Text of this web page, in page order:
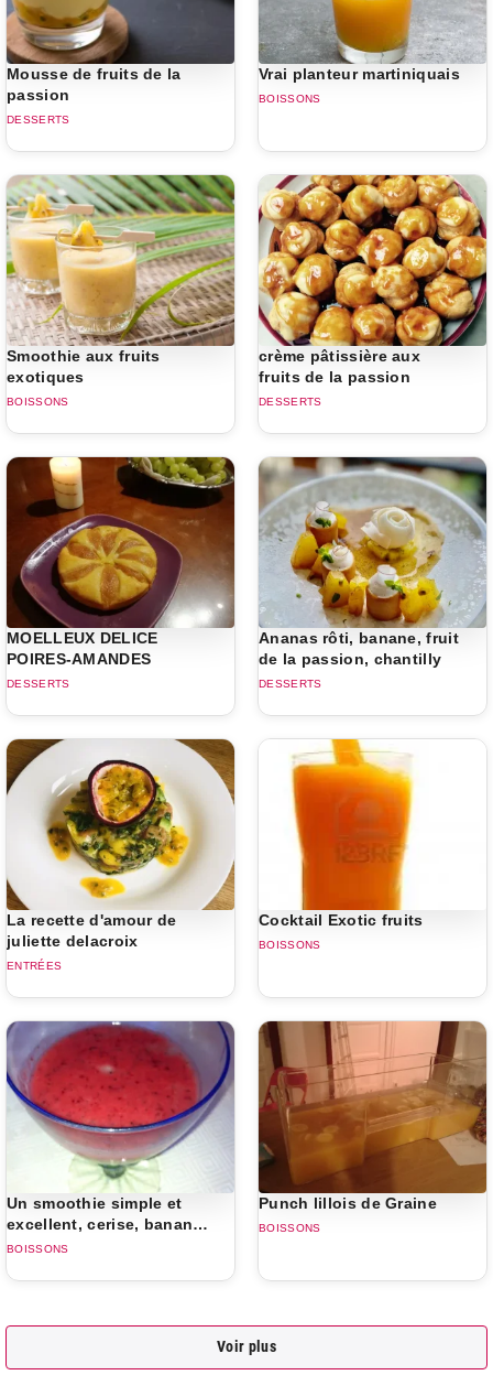
Mousse de fruits de la
passion
DESSERTS
Vrai planteur martiniquais
BOISSONS
Smoothie aux fruits
exotiques
BOISSONS
crème pâtissière aux
fruits de la passion
DESSERTS
MOELLEUX DELICE
POIRES-AMANDES
DESSERTS
Ananas rôti, banane, fruit
de la passion, chantilly
DESSERTS
La recette d'amour de
juliette delacroix
ENTRÉES
Cocktail Exotic fruits
BOISSONS
Un smoothie simple et
excellent, cerise, banane,
passion
BOISSONS
Punch lillois de Graine
BOISSONS
Voir plus